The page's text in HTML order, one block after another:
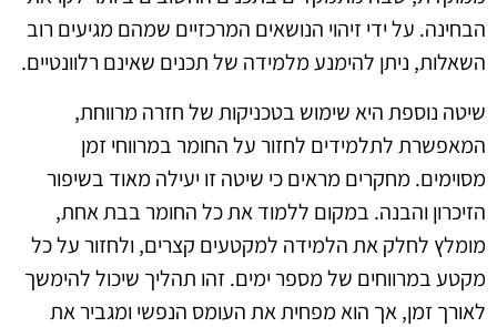
הבחינה. על ידי זיהוי הנושאים המרכזיים שמהם מגיעים רוב
השאלות, ניתן להימנע מלמידה של תכנים שאינם רלוונטיים.
שיטה נוספת היא שימוש בטכניקות של חזרה מרווחת,
המאפשרת לתלמידים לחזור על החומר במרווחי זמן
מסוימים. מחקרים מראים כי שיטה זו יעילה מאוד בשיפור
הזיכרון והבנה. במקום ללמוד את כל החומר בבת אחת,
מומלץ לחלק את הלמידה למקטעים קצרים, ולחזור על כל
מקטע במרווחים של מספר ימים. זהו תהליך שיכול להימשך
לאורך זמן, אך הוא מפחית את העומס הנפשי ומגביר את